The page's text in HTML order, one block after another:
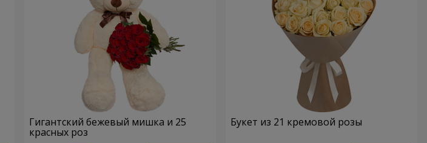
Гигантский бежевый мишка и 25
красных роз
Букет из 21 кремовой розы